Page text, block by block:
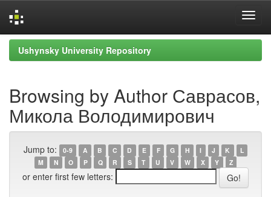
Skip
navigation
Ushynsky University Repository
Browsing by Author Саврасов,
Микола Володимирович
Jump to: 0-9 A B C D E F G H I J K
L
M
N O P Q R S T U V W X Y Z
or enter first few letters: